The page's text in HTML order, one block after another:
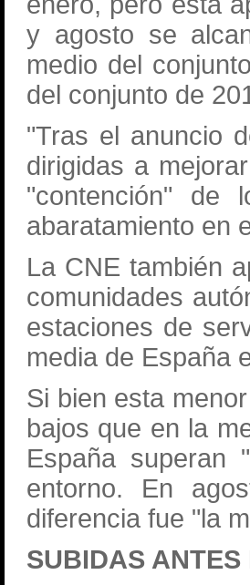
y agosto se
medio del
del conjunto de
"Tras el anuncio
dirigidas a
"contención" de
abaratamiento en
La CNE también
comunidades
estaciones de
media de España
Si bien esta
bajos que en la
España superan
entorno. En
diferencia fue "la
SUBIDAS